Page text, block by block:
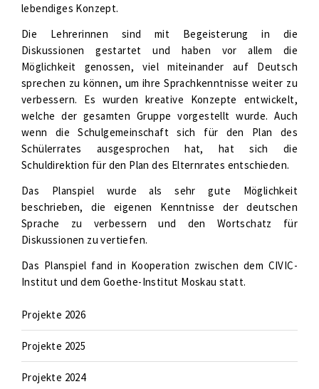
lebendiges Konzept.
Die Lehrerinnen sind mit Begeisterung in die
Diskussionen gestartet und haben vor allem die
Möglichkeit genossen, viel miteinander auf Deutsch
sprechen zu können, um ihre Sprachkenntnisse weiter zu
verbessern. Es wurden kreative Konzepte entwickelt,
welche der gesamten Gruppe vorgestellt wurde. Auch
wenn die Schulgemeinschaft sich für den Plan des
Schülerrates ausgesprochen hat, hat sich die
Schuldirektion für den Plan des Elternrates entschieden.
Das Planspiel wurde als sehr gute Möglichkeit
beschrieben, die eigenen Kenntnisse der deutschen
Sprache zu verbessern und den Wortschatz für
Diskussionen zu vertiefen.
Das Planspiel fand in Kooperation zwischen dem CIVIC-
Institut und dem Goethe-Institut Moskau statt.
Projekte 2026
Projekte 2025
Projekte 2024